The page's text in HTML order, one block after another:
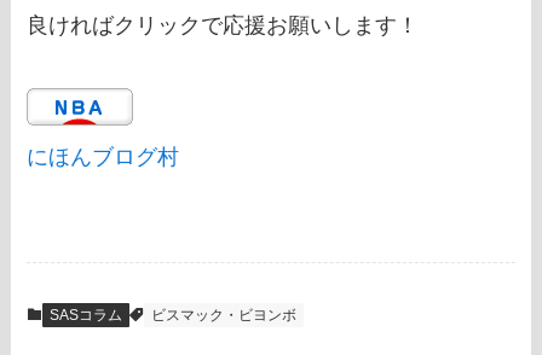
良ければクリックで応援お願いします！
にほんブログ村
SASコラム ビスマック・ビヨンボ